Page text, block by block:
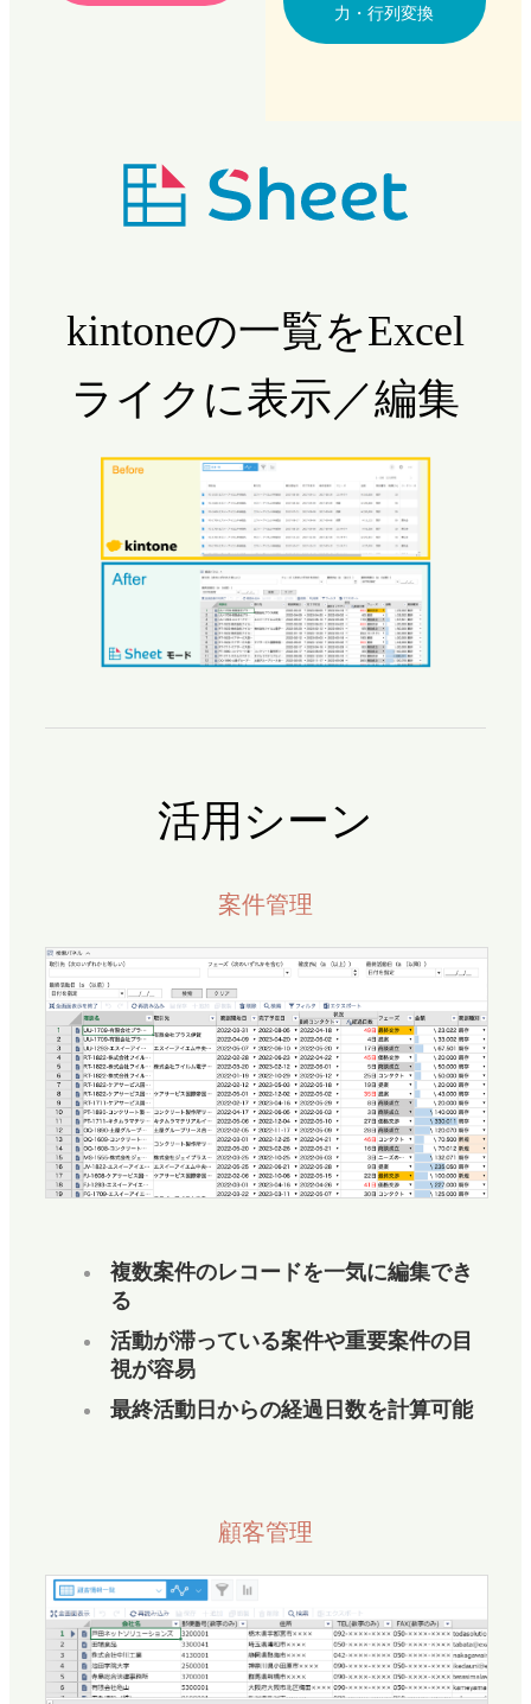
力・行列変換
kintoneの一覧をExcel
ライクに表示／編集
活用シーン
案件管理
複数案件のレコードを一気に編集でき
る
活動が滞っている案件や重要案件の目
視が容易
最終活動日からの経過日数を計算可能
顧客管理